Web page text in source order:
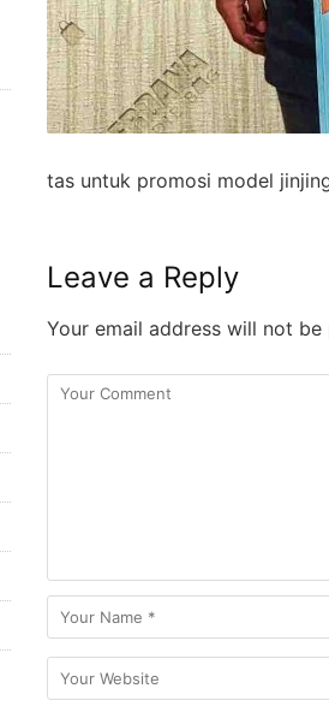
tas untuk promosi model
Leave a Reply
Your email address will not be